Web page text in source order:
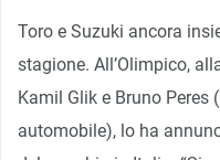
Toro e Suzuki ancora
stagione. All’Olimpico,
Kamil Glik e Bruno
automobile), lo ha